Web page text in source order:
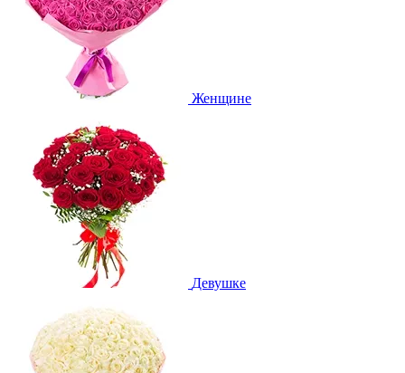
Женщине
Девушке